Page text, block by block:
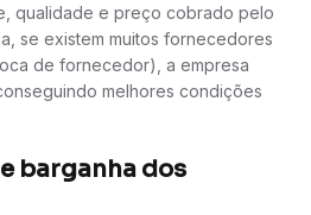
qualidade e preço cobrado pelo
se existem muitos fornecedores
de fornecedor), a empresa
melhores condições
barganha dos